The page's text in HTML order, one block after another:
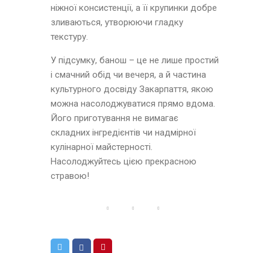
ніжної консистенції, а її крупинки добре
зливаються, утворюючи гладку
текстуру.
У підсумку, банош – це не лише простий
і смачний обід чи вечеря, а й частина
культурного досвіду Закарпаття, якою
можна насолоджуватися прямо вдома.
Його приготування не вимагає
складних інгредієнтів чи надмірної
кулінарної майстерності.
Насолоджуйтесь цією прекрасною
стравою!